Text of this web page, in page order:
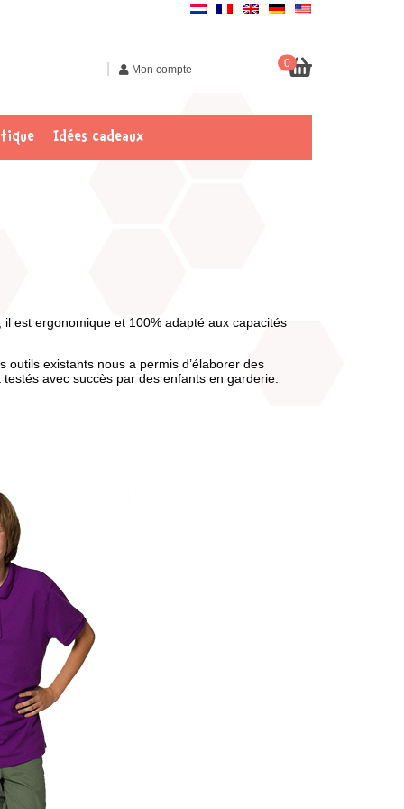
Mon compte
0
Idées cadeaux
est ergonomique et 100% adapté aux capacités
existants nous a permis d’élaborer des
avec succès par des enfants en garderie.